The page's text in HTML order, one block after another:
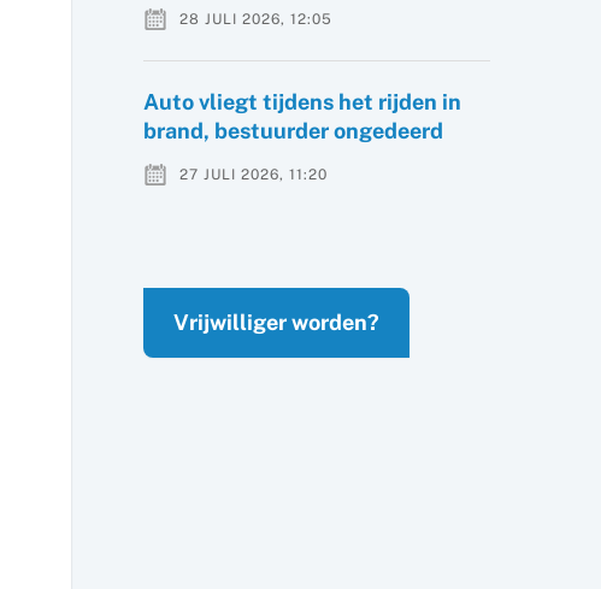
28 JULI 2026, 12:05
Auto vliegt tijdens het rijden in
brand, bestuurder ongedeerd
27 JULI 2026, 11:20
Vrijwilliger worden?